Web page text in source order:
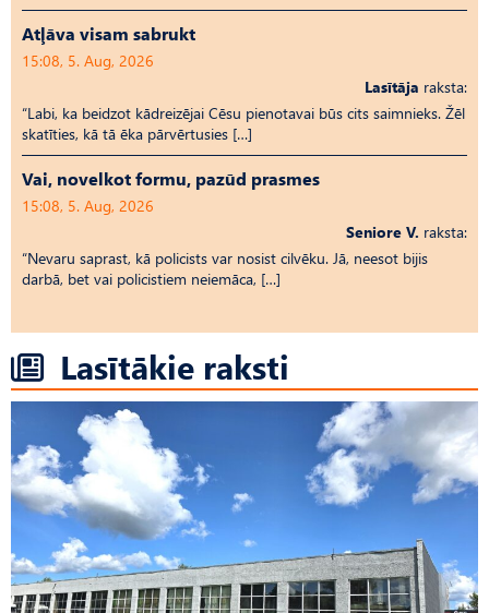
Atļāva visam sabrukt
15:08, 5. Aug, 2026
Lasītāja raksta:
“Labi, ka beidzot kādreizējai Cēsu pienotavai būs cits saimnieks. Žēl
skatīties, kā tā ēka pārvērtusies […]
Vai, novelkot formu, pazūd prasmes
15:08, 5. Aug, 2026
Seniore V. raksta:
“Nevaru saprast, kā policists var nosist cilvēku. Jā, neesot bijis
darbā, bet vai policistiem neiemāca, […]
Lasītākie raksti